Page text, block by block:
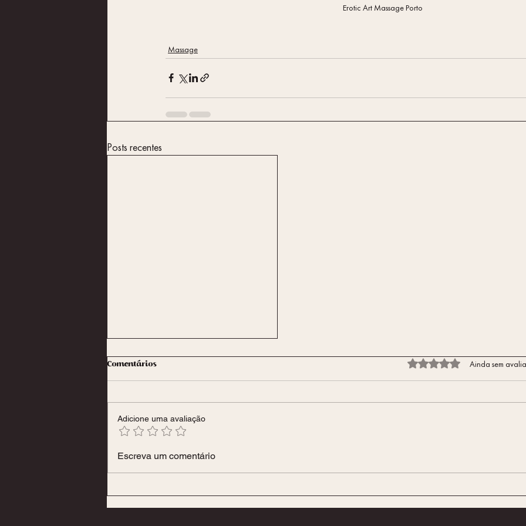
Erotic Art Massage Porto
Massage
Posts recentes
Massagem Nuru
Comentários Avaliado com 0 de 5 estrelas.
Ainda sem
Adicione uma avaliação
Escreva um comentário